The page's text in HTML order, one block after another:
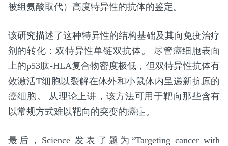
被组氨酸取代）高度特异性的抗体的鉴定。
该研究描述了这种特异性的结构基础及其向免疫治疗
剂的转化：双特异性单链双抗体。 尽管癌细胞表面
上的p53肽-HLA复合物密度极低，但双特异性抗体有
效激活T细胞以裂解在体外和小鼠体内呈递新抗原的
癌细胞。 从理论上讲，该方法可用于靶向那些含有
以常规方式难以靶向的突变的癌症。
最后，Science 发表了题为“Targeting cancer with